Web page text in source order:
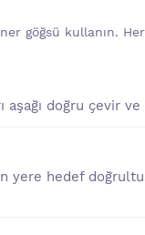
göğsü kullanın.
doğru çevir ve
yere hedef